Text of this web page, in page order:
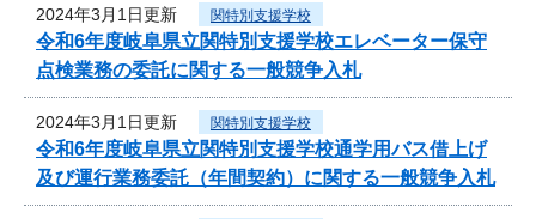
2024年3月1日更新 関特別支援学校
令和6年度岐阜県立関特別支援学校エレベーター保守
点検業務の委託に関する一般競争入札
2024年3月1日更新 関特別支援学校
令和6年度岐阜県立関特別支援学校通学用バス借上げ
及び運行業務委託（年間契約）に関する一般競争入札